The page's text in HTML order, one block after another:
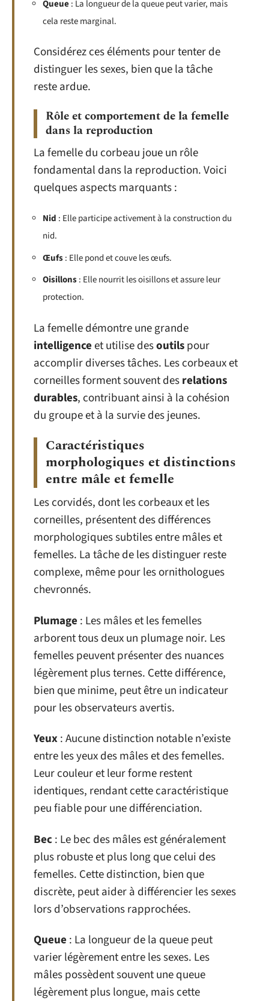
Queue: La longueur de la queue peut varier, mais
cela reste marginal.
Considérez ces éléments pour tenter de
distinguer les sexes, bien que la tâche
reste ardue.
Rôle et comportement de la femelle
dans la reproduction
La femelle du corbeau joue un rôle
fondamental dans la reproduction. Voici
quelques aspects marquants :
Nid : Elle participe activement à la construction du
nid.
Œufs: Elle pond et couve les œufs.
Oisillons: Elle nourrit les oisillons et assure leur
protection.
La femelle démontre une grande
intelligenceet utilise desoutilspour
accomplir diverses tâches. Les corbeaux et
corneilles forment souvent desrelations
durables, contribuant ainsi à la cohésion
du groupe et à la survie des jeunes.
Caractéristiques
morphologiques et distinctions
entre mâle et femelle
Les corvidés, dont les corbeaux et les
corneilles, présentent des différences
morphologiques subtiles entre mâles et
femelles. La tâche de les distinguer reste
complexe, même pour les ornithologues
chevronnés.
Plumage : Les mâles et les femelles
arborent tous deux un plumage noir. Les
femelles peuvent présenter des nuances
légèrement plus ternes. Cette différence,
bien que minime, peut être un indicateur
pour les observateurs avertis.
Yeux: Aucune distinction notable n’existe
entre les yeux des mâles et des femelles.
Leur couleur et leur forme restent
identiques, rendant cette caractéristique
peu fiable pour une différenciation.
Bec: Le bec des mâles est généralement
plus robuste et plus long que celui des
femelles. Cette distinction, bien que
discrète, peut aider à différencier les sexes
lors d’observations rapprochées.
Queue : La longueur de la queue peut
varier légèrement entre les sexes. Les
mâles possèdent souvent une queue
légèrement plus longue, mais cette